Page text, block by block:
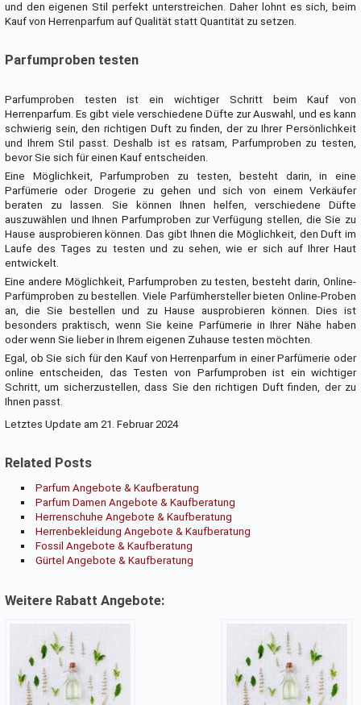
und den eigenen Stil perfekt unterstreichen. Daher lohnt es sich, beim
Kauf von Herrenparfum auf Qualität statt Quantität zu setzen.
Parfumproben testen
Parfumproben testen ist ein wichtiger Schritt beim Kauf von
Herrenparfum. Es gibt viele verschiedene Düfte zur Auswahl, und es kann
schwierig sein, den richtigen Duft zu finden, der zu Ihrer Persönlichkeit
und Ihrem Stil passt. Deshalb ist es ratsam, Parfumproben zu testen,
bevor Sie sich für einen Kauf entscheiden.
Eine Möglichkeit, Parfumproben zu testen, besteht darin, in eine
Parfümerie oder Drogerie zu gehen und sich von einem Verkäufer
beraten zu lassen. Sie können Ihnen helfen, verschiedene Düfte
auszuwählen und Ihnen Parfumproben zur Verfügung stellen, die Sie zu
Hause ausprobieren können. Das gibt Ihnen die Möglichkeit, den Duft im
Laufe des Tages zu testen und zu sehen, wie er sich auf Ihrer Haut
entwickelt.
Eine andere Möglichkeit, Parfumproben zu testen, besteht darin, Online-
Parfümproben zu bestellen. Viele Parfümhersteller bieten Online-Proben
an, die Sie bestellen und zu Hause ausprobieren können. Dies ist
besonders praktisch, wenn Sie keine Parfümerie in Ihrer Nähe haben
oder wenn Sie lieber in Ihrem eigenen Zuhause testen möchten.
Egal, ob Sie sich für den Kauf von Herrenparfum in einer Parfümerie oder
online entscheiden, das Testen von Parfumproben ist ein wichtiger
Schritt, um sicherzustellen, dass Sie den richtigen Duft finden, der zu
Ihnen passt.
Letztes Update am 21. Februar 2024
Related Posts
Parfum Angebote & Kaufberatung
Parfum Damen Angebote & Kaufberatung
Herrenschuhe Angebote & Kaufberatung
Herrenbekleidung Angebote & Kaufberatung
Fossil Angebote & Kaufberatung
Gürtel Angebote & Kaufberatung
Weitere Rabatt Angebote: